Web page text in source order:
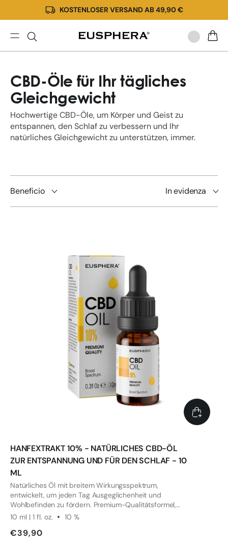
zum
Inhalt
KOSTENLOSER VERSAND AB 49,90 €
Hochwertiges
CBD-
Öl
online
kaufen
CBD-Öle für Ihr tägliches
Gleichgewicht
Hochwertige CBD-Öle, um Körper und Geist zu
entspannen, den Schlaf zu verbessern und Ihr
natürliches Gleichgewicht zu unterstützen, immer.
Beneficio In evidenza
HANFEXTRAKT 10% - NATÜRLICHES CBD-ÖL
ZUR ENTSPANNUNG UND FÜR DEN SCHLAF - 10
ML
Natürliches Öl mit breitem Wirkungsspektrum,
entwickelt, um jeden Tag Ausgeglichenheit und
Wohlbefinden zu fördern. Premium-Qualitätsformel,
durch unabhängige Tests geprüft.
10 ml | 1 fl. oz. 10 %
€39,90